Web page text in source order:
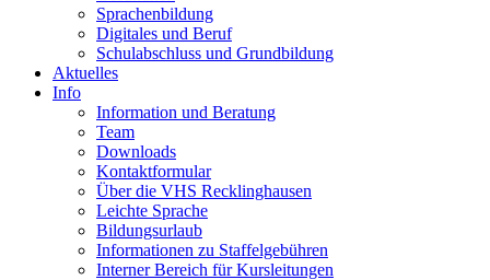
Sprachenbildung
Digitales und Beruf
Schulabschluss und Grundbildung
Aktuelles
Info
Information und Beratung
Team
Downloads
Kontaktformular
Über die VHS Recklinghausen
Leichte Sprache
Bildungsurlaub
Informationen zu Staffelgebühren
Interner Bereich für Kursleitungen